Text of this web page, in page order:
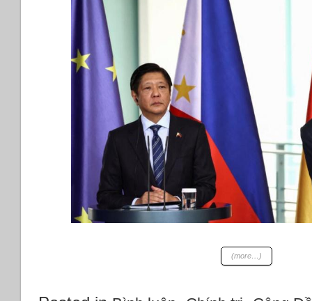
(more…)